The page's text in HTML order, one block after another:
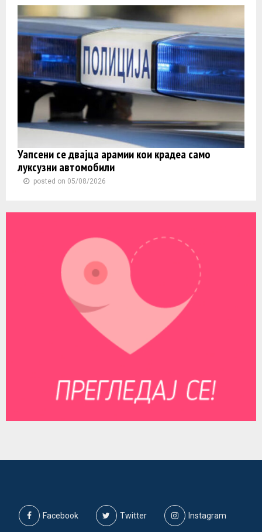
Уапсени се двајца арамии кои крадеа само
луксузни автомобили
posted on 05/08/2026
Facebook Twitter Instagram